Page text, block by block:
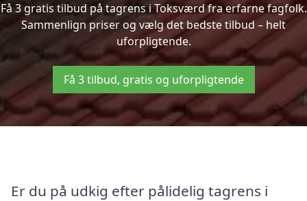
Få 3 gratis tilbud på tagrens i Toksværd fra erfarne fagfolk.
Sammenlign priser og vælg det bedste tilbud – helt
uforpligtende.
Få 3 tilbud, gratis og uforpligtende
Er du på udkig efter pålidelig tagrens i